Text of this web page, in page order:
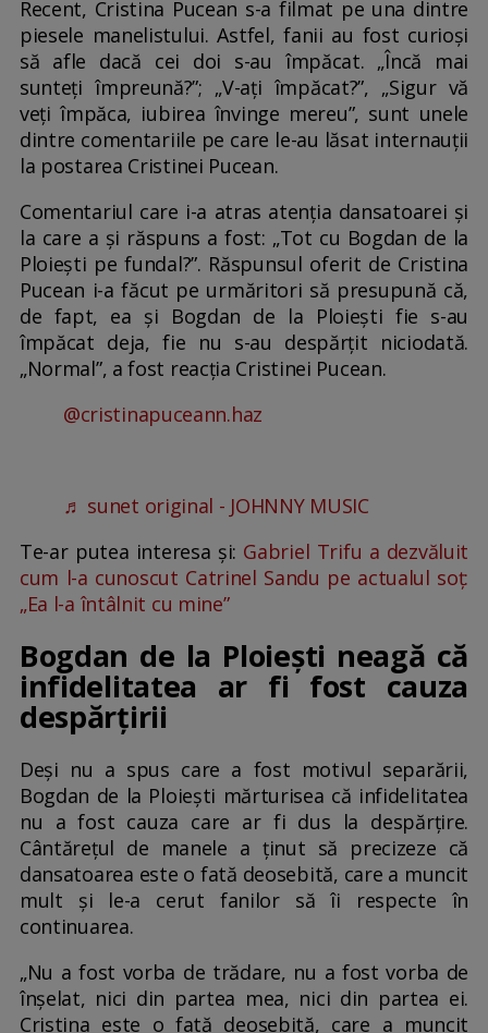
Recent, Cristina Pucean s-a filmat pe una dintre
piesele manelistului. Astfel, fanii au fost curioși
să afle dacă cei doi s-au împăcat. „Încă mai
sunteți împreună?”; „V-ați împăcat?”, „Sigur vă
veți împăca, iubirea învinge mereu”, sunt unele
dintre comentariile pe care le-au lăsat internauții
la postarea Cristinei Pucean.
Comentariul care i-a atras atenția dansatoarei și
la care a și răspuns a fost: „Tot cu Bogdan de la
Ploiești pe fundal?”. Răspunsul oferit de Cristina
Pucean i-a făcut pe urmăritori să presupună că,
de fapt, ea și Bogdan de la Ploiești fie s-au
împăcat deja, fie nu s-au despărțit niciodată.
„Normal”, a fost reacția Cristinei Pucean.
@cristinapuceann.haz
♬ sunet original - JOHNNY MUSIC
Te-ar putea interesa și: Gabriel Trifu a dezvăluit
cum l-a cunoscut Catrinel Sandu pe actualul soț:
„Ea l-a întâlnit cu mine”
Bogdan de la Ploiești neagă că
infidelitatea ar fi fost cauza
despărțirii
Deși nu a spus care a fost motivul separării,
Bogdan de la Ploiești mărturisea că infidelitatea
nu a fost cauza care ar fi dus la despărțire.
Cântărețul de manele a ținut să precizeze că
dansatoarea este o fată deosebită, care a muncit
mult și le-a cerut fanilor să îi respecte în
continuarea.
„Nu a fost vorba de trădare, nu a fost vorba de
înșelat, nici din partea mea, nici din partea ei.
Cristina este o fată deosebită, care a muncit